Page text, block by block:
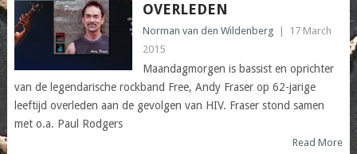
OVERLEDEN
Norman van den Wildenberg
17 March
2015
Maandagmorgen is bassist en oprichter
van de legendarische rockband Free, Andy Fraser op 62-jarige
leeftijd overleden aan de gevolgen van HIV. Fraser stond samen
met o.a. Paul Rodgers
Read More